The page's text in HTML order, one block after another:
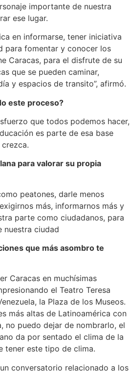
importante de nuestra
ese lugar.
en informarse, tener iniciativa
para fomentar y conocer los
Caracas, para el disfrute de su
que se pueden caminar,
y espacios de transito”, afirmó.
este proceso?
que todos podemos hacer,
es parte de esa base
para valorar su propia
peatones, darle menos
más, informarnos más y
parte como ciudadanos, para
nuestra ciudad
que más asombro te
Caracas en muchísimas
el Teatro Teresa
la Plaza de los Museos.
más altas de Latinoamérica con
no puedo dejar de nombrarlo, el
da por sentado el clima de la
tener este tipo de clima.
conversatorio relacionado a los